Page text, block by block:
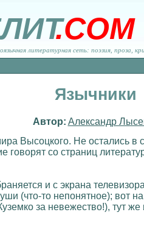
.COM
литературная сеть: поэзия, проза,
Язычники
Автор: Александр
Высоцкого. Не остались в
говорят со страниц
и с экрана
(что-то непонятное); вот
за невежество!), тут